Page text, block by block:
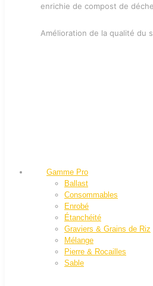
enrichie de compost de
Amélioration de la qualité du
Gamme Pro
Ballast
Consommables
Enrobé
Étanchéité
Graviers & Grains de Riz
Mélange
Pierre & Rocailles
Sable